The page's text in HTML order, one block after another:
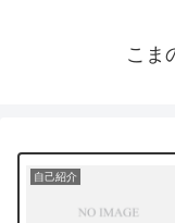
こま
自己紹介